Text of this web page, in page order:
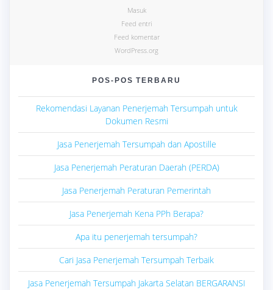
Masuk
Feed entri
Feed komentar
WordPress.org
POS-POS TERBARU
Rekomendasi Layanan Penerjemah Tersumpah untuk
Dokumen Resmi
Jasa Penerjemah Tersumpah dan Apostille
Jasa Penerjemah Peraturan Daerah (PERDA)
Jasa Penerjemah Peraturan Pemerintah
Jasa Penerjemah Kena PPh Berapa?
Apa itu penerjemah tersumpah?
Cari Jasa Penerjemah Tersumpah Terbaik
Jasa Penerjemah Tersumpah Jakarta Selatan BERGARANSI